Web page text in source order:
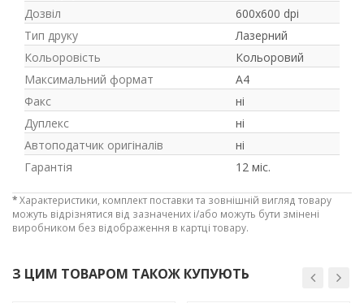
Дозвіл
600х600 dpi
Тип друку
Лазерний
Кольоровість
Кольоровий
Максимальний формат
A4
Факс
ні
Дуплекс
ні
Автоподатчик оригіналів
ні
Гарантія
12 міс.
*Характеристики, комплект поставки та зовнішній вигляд товару
можуть відрізнятися від зазначених і/або можуть бути змінені
виробником без відображення в картці товару.
З ЦИМ ТОВАРОМ ТАКОЖ КУПУЮТЬ